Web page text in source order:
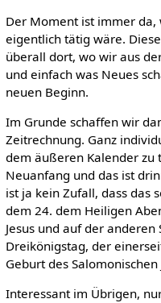
Der Moment ist immer
eigentlich tätig wäre.
überall dort, wo wir aus
und einfach was Neues
neuen Beginn.
Im Grunde schaffen wir
Zeitrechnung. Ganz
dem äußeren Kalender zu
Neuanfang und das ist
ist ja kein Zufall, dass das
dem 24. dem Heiligen
Jesus und auf der anderen
Dreikönigstag, der
Geburt des Salomonischen
Interessant im Übrigen,